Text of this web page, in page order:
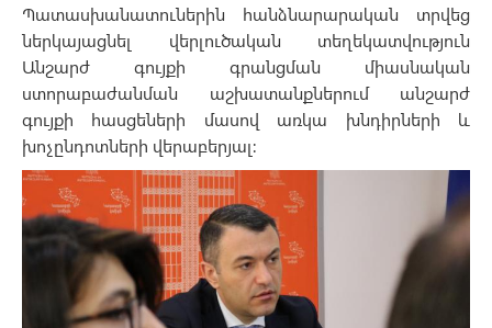
Պատասխանատուներին հանձնարարական տրվեց
ներկայացնել վերլուծական տեղեկատվություն
Անշարժ գույքի գրանցման միասնական
ստորաբաժանման աշխատանքներում անշարժ
գույքի հասցեների մասով առկա խնդիրների և
խոչընդոտների վերաբերյալ: